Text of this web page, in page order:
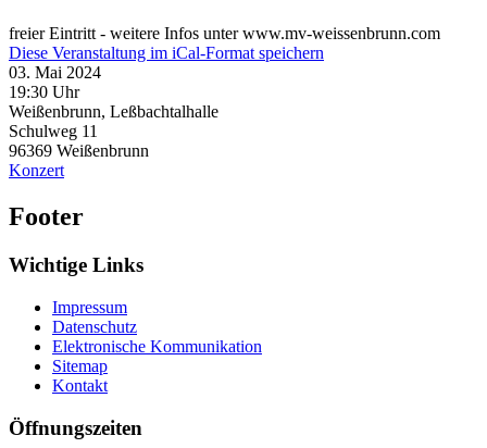
freier Eintritt - weitere Infos unter www.mv-weissenbrunn.com
Diese Veranstaltung im iCal-Format speichern
03. Mai 2024
19:30 Uhr
Weißenbrunn, Leßbachtalhalle
Schulweg 11
96369 Weißenbrunn
Konzert
Footer
Wichtige Links
Impressum
Datenschutz
Elektronische Kommunikation
Sitemap
Kontakt
Öffnungszeiten